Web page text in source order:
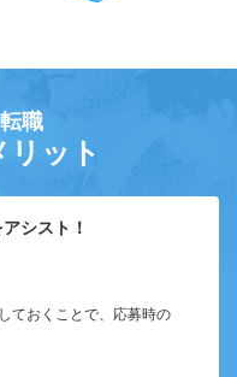
職
リット
シスト！
ておくことで、応募時の